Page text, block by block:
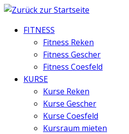
Zum
springenFITNESS
Fitness Reken
Fitness Gescher
Fitness Coesfeld
KURSE
Kurse Reken
Kurse Gescher
Kurse Coesfeld
Kursraum mieten